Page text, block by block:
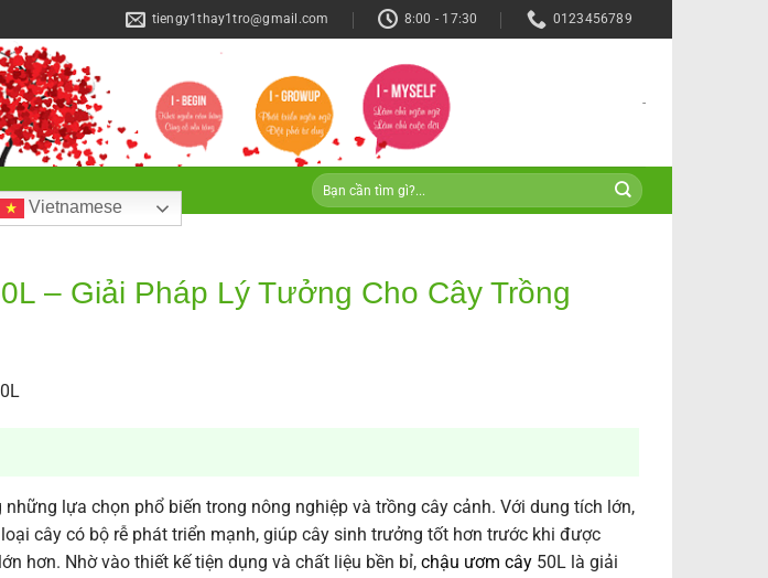
tiengy1thay1tro@gmail.com 8:00 - 17:30 0123456789
-
Vietnamese
– Giải Pháp Lý Tưởng Cho Cây Trồng
lựa chọn phổ biến trong nông nghiệp và trồng cây cảnh. Với dung tích lớn,
cây có bộ rễ phát triển mạnh, giúp cây sinh trưởng tốt hơn trước khi được
hơn. Nhờ vào thiết kế tiện dụng và chất liệu bền bỉ, chậu ươm cây50L là giải